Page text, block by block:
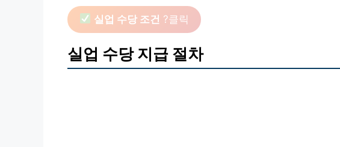
실업 수당 조건 ?클릭
실업 수당 지급 절차